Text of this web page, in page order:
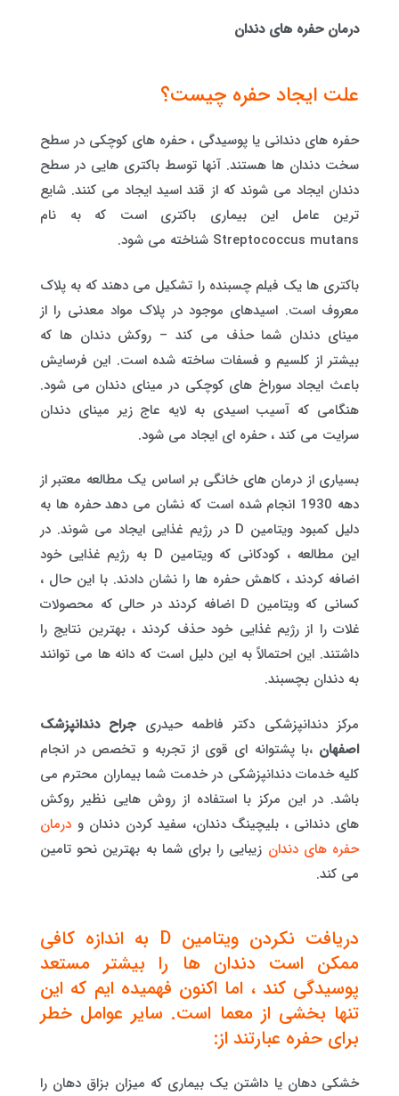
درمان حفره های دندان
علت ایجاد حفره چیست؟
حفره های دندانی یا پوسیدگی ، حفره های کوچکی در سطح
سخت دندان ها هستند. آنها توسط باکتری هایی در سطح
دندان ایجاد می شوند که از قند اسید ایجاد می کنند. شایع
ترین عامل این بیماری باکتری است که به نام
Streptococcus mutans شناخته می شود.
باکتری ها یک فیلم چسبنده را تشکیل می دهند که به پلاک
معروف است. اسیدهای موجود در پلاک مواد معدنی را از
مینای دندان شما حذف می کند – روکش دندان ها که
بیشتر از کلسیم و فسفات ساخته شده است. این فرسایش
باعث ایجاد سوراخ های کوچکی در مینای دندان می شود.
هنگامی که آسیب اسیدی به لایه عاج زیر مینای دندان
سرایت می کند ، حفره ای ایجاد می شود.
بسیاری از درمان های خانگی بر اساس یک مطالعه معتبر از
دهه 1930 انجام شده است که نشان می دهد حفره ها به
دلیل کمبود ویتامین D در رژیم غذایی ایجاد می شوند. در
این مطالعه ، کودکانی که ویتامین D به رژیم غذایی خود
اضافه کردند ، کاهش حفره ها را نشان دادند. با این حال ،
کسانی که ویتامین D اضافه کردند در حالی که محصولات
غلات را از رژیم غذایی خود حذف کردند ، بهترین نتایج را
داشتند. این احتمالاً به این دلیل است که دانه ها می توانند
به دندان بچسبند.
مرکز دندانپزشکی دکتر فاطمه حیدریجراح دندانپزشک
اصفهان ،با پشتوانه ای قوی از تجربه و تخصص در انجام
کلیه خدمات دندانپزشکی در خدمت شما بیماران محترم می
باشد. در این مرکز با استفاده از روش هایی نظیر روکش
های دندانی ، بلیچینگ دندان، سفید کردن دندان و درمان
حفره های دندان زیبایی را برای شما به بهترین نحو تامین
می کند.
دریافت نکردن ویتامین D به اندازه کافی
ممکن است دندان ها را بیشتر مستعد
پوسیدگی کند ، اما اکنون فهمیده ایم که این
تنها بخشی از معما است. سایر عوامل خطر
برای حفره عبارتند از:
خشکی دهان یا داشتن یک بیماری که میزان بزاق دهان را